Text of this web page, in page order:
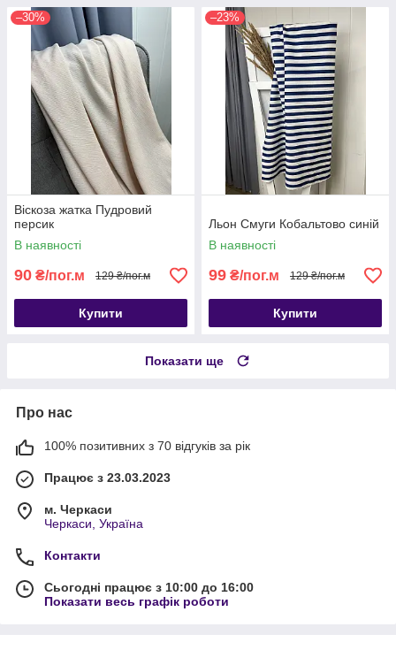
–30%
Віскоза жатка Пудровий
персик
В наявності
90 ₴/пог.м 129 ₴/пог.м
Купити
–23%
Льон Смуги Кобальтово синій
В наявності
99 ₴/пог.м 129 ₴/пог.м
Купити
Показати ще
Про нас
100% позитивних з 70 відгуків за рік
Працює з 23.03.2023
м. Черкаси
Черкаси, Україна
Контакти
Сьогодні працює з 10:00 до 16:00
Показати весь графік роботи